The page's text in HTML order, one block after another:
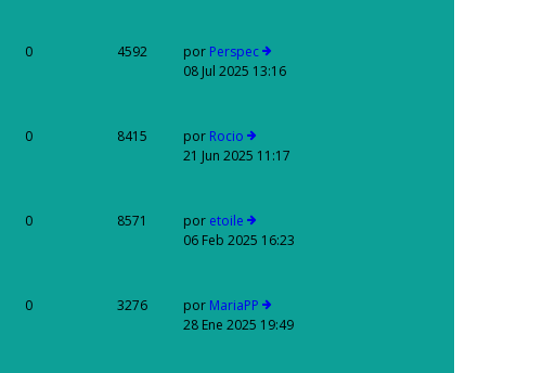
0 4592 por Perspec
08 Jul 2025 13:16
0 8415 por Rocio
21 Jun 2025 11:17
0 8571 por etoile
06 Feb 2025 16:23
0 3276 por MariaPP
28 Ene 2025 19:49